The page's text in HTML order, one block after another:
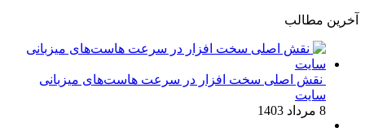
آخرین مطالب
نقش اصلی سخت افزار در سرعت هاست‌های میزبانی
سایت
8 مرداد 1403